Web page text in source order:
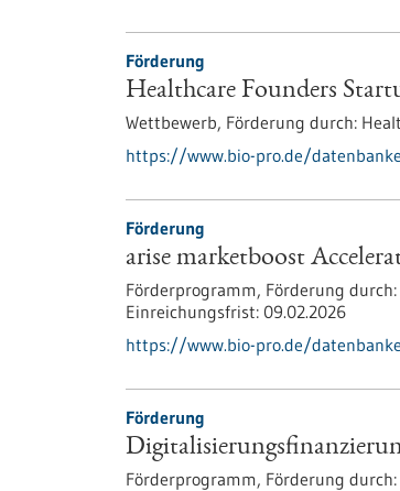
Förderung
Healthcare Founders
Wettbewerb, Förderung durch:
https://www.bio-pro.de/
Förderung
arise marketboost
Förderprogramm, Förderung durch:
Einreichungsfrist: 09.02.2026
https://www.bio-pro.de/
Förderung
Förderprogramm, Förderung durch: